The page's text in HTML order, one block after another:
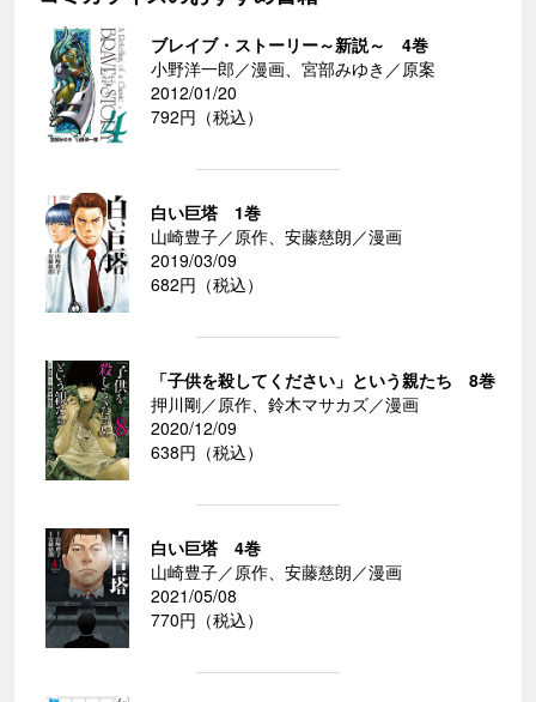
ブレイブ・ストーリー～新説～ 4巻
小野洋一郎／漫画、宮部みゆき／原案
2012/01/20
792円（税込）
白い巨塔 1巻
山崎豊子／原作、安藤慈朗／漫画
2019/03/09
682円（税込）
「子供を殺してください」という親たち 8巻
押川剛／原作、鈴木マサカズ／漫画
2020/12/09
638円（税込）
白い巨塔 4巻
山崎豊子／原作、安藤慈朗／漫画
2021/05/08
770円（税込）